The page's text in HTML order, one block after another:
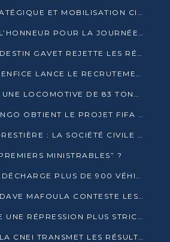
CITOYENNE POUR NOTRE SOUVERAINETÉ NATIONALE
HENRI DJOMBO À L’HONNEUR POUR LA JOURNÉE MONDIALE DU THÉÂTRE
PRÉSIDENTIELLE : DESTIN GAVET REJETTE LES RÉSULTATS ET APPELLE À UN DIALOGUE NATIONAL
ENSEIGNEMENT : L’ENFICE LANCE LE RECRUTEMENT DE SA PREMIÈRE PROMOTION DE PROFESSEURS DES ÉCOLES
AGL MET SUR RAIL UNE LOCOMOTIVE DE 83 TONNES À POINTE-NOIRE
FOOTBALL : LE CONGO OBTIENT LE PROJET FIFA ARENA POUR SES 15 DÉPARTEMENTS
GOUVERNANCE FORESTIÈRE : LA SOCIÉTÉ CIVILE CONGOLAISE AFFICHE SES PRIORITÉS POUR 2026
MINISTRABLES” ?
CONGO TERMINAL DÉCHARGE PLUS DE 900 VÉHICULES EN QUELQUES HEURES
PRÉSIDENTIELLE : DAVE MAFOULA CONTESTE LES RÉSULTATS PROVISOIRES
LA DGSP ANNONCE UNE RÉPRESSION PLUS STRICTE CONTRE LES MOTO-TAXIS
PRÉSIDENTIELLE : LA CNEI TRANSMET LES RÉSULTATS PROVISOIRES À LA COUR CONSTITUTIONNELLE